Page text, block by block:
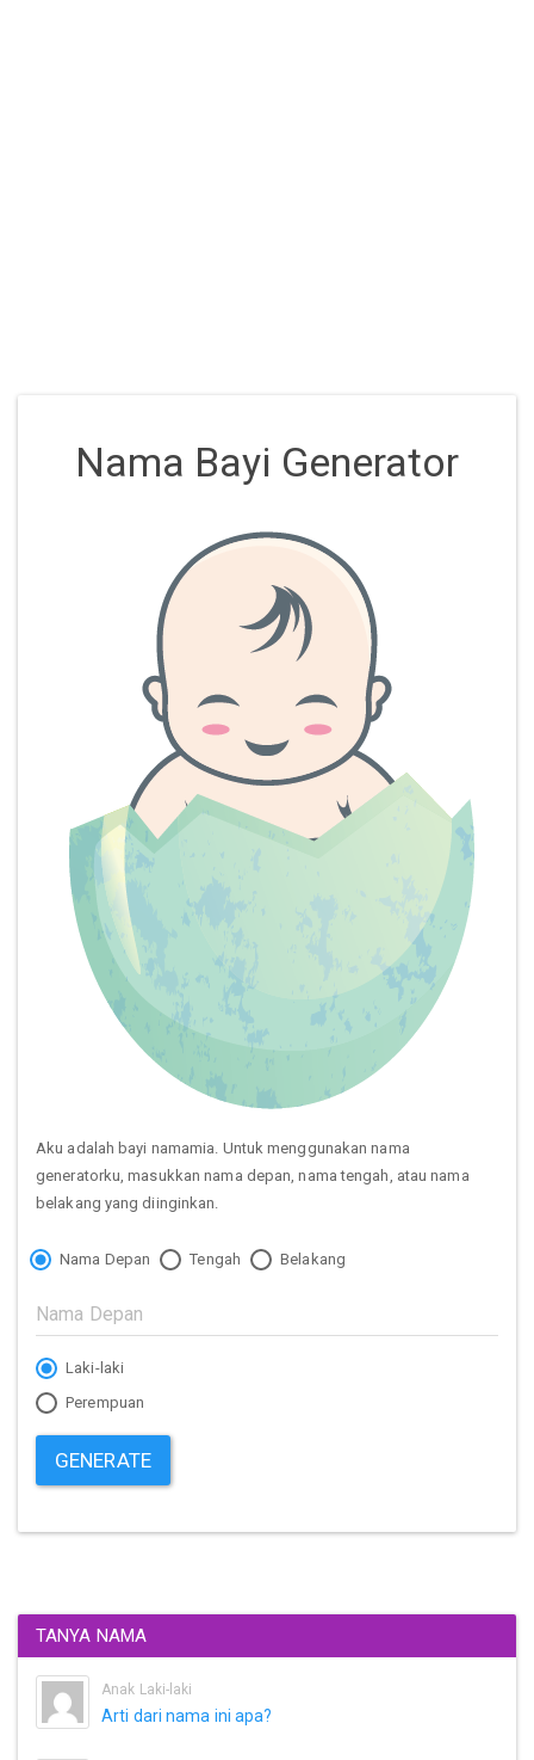
Nama Bayi Generator
Aku adalah bayi namamia. Untuk menggunakan nama
generatorku, masukkan nama depan, nama tengah, atau nama
belakang yang diinginkan.
Nama Depan Tengah Belakang
Laki-laki
Perempuan
GENERATE
TANYA NAMA
Anak Laki-laki
Arti dari nama ini apa?